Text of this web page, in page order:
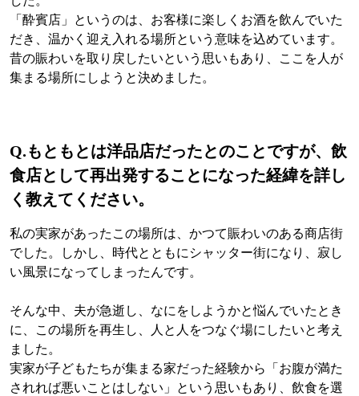
「酔賓店」というのは、お客様に楽しくお酒を飲んでいた
だき、温かく迎え入れる場所という意味を込めています。
昔の賑わいを取り戻したいという思いもあり、ここを人が
集まる場所にしようと決めました。
Q.もともとは洋品店だったとのことですが、飲
食店として再出発することになった経緯を詳し
く教えてください。
私の実家があったこの場所は、かつて賑わいのある商店街
でした。しかし、時代とともにシャッター街になり、寂し
い風景になってしまったんです。
そんな中、夫が急逝し、なにをしようかと悩んでいたとき
に、この場所を再生し、人と人をつなぐ場にしたいと考え
ました。
実家が子どもたちが集まる家だった経験から「お腹が満た
されれば悪いことはしない」という思いもあり、飲食を選